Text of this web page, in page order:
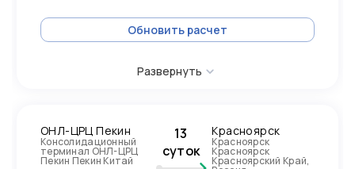
Обновить расчет
Развернуть
ОНЛ-ЦРЦ Пекин
Консолидационный
терминал ОНЛ-ЦРЦ
Пекин Пекин Китай
13
суток
Красноярск
Красноярск
Красноярск
Красноярский Край,